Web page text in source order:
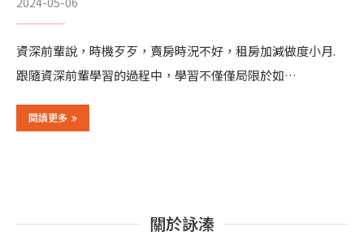
資深前輩說，時機歹歹，賣房時況不好，租房加減做度小月.
跟隨資深前輩學習的過程中，學習不僅僅局限於如…
閱讀更多
關於詠溱